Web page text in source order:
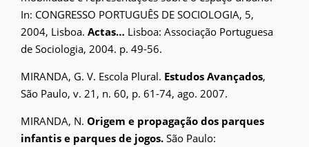
In: CONGRESSO PORTUGUÊS DE SOCIOLOGIA, 5,
2004, Lisboa. Actas… Lisboa: Associação Portuguesa
de Sociologia, 2004. p. 49-56.
MIRANDA, G. V. Escola Plural. Estudos Avançados,
São Paulo, v. 21, n. 60, p. 61-74, ago. 2007.
MIRANDA, N. Origem e propagação dos parques
infantis e parques de jogos. São Paulo: